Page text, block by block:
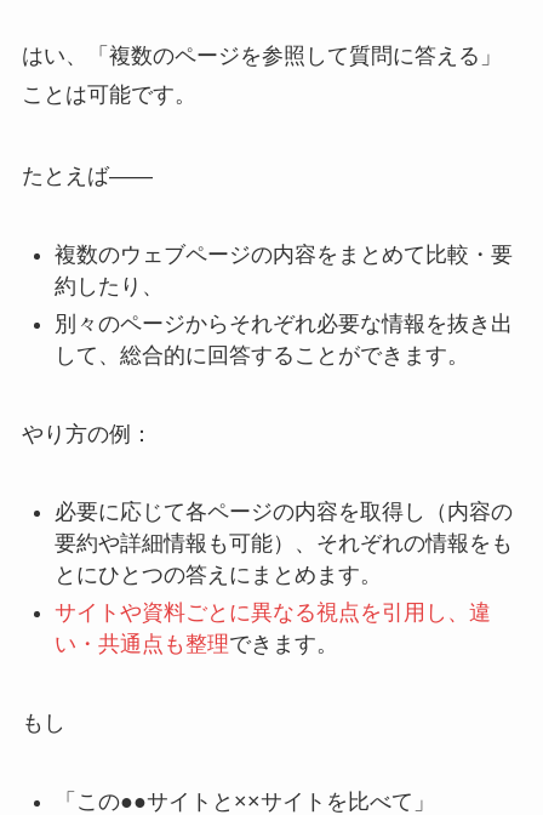
はい、「複数のページを参照して質問に答える」
ことは可能です。
たとえば――
複数のウェブページの内容をまとめて比較・要
約したり、
別々のページからそれぞれ必要な情報を抜き出
して、総合的に回答することができます。
やり方の例：
必要に応じて各ページの内容を取得し（内容の
要約や詳細情報も可能）、それぞれの情報をも
とにひとつの答えにまとめます。
サイトや資料ごとに異なる視点を引用し、違
い・共通点も整理できます。
もし
「この●●サイトと××サイトを比べて」